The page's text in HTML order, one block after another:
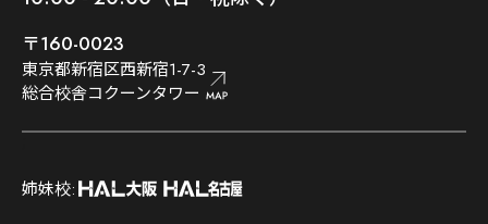
〒160-0023
東京都新宿区西新宿1-7-3
総合校舎コクーンタワー
;
姉妹校: